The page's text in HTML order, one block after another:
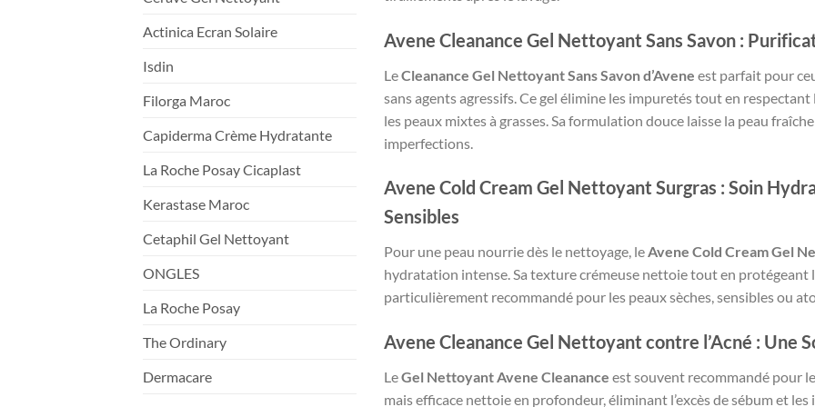
Actinica Ecran Solaire
Isdin
Filorga Maroc
Capiderma Crème Hydratante
La Roche Posay Cicaplast
Kerastase Maroc
Cetaphil Gel Nettoyant
ONGLES
La Roche Posay
The Ordinary
Dermacare
Avene Cleanance Gel Nettoyant Sans Savon :
LeCleanance Gel Nettoyant Sans Savon d’Avene est parfait pour
sans agents agressifs. Ce gel élimine les impuretés tout en
les peaux mixtes à grasses. Sa formulation douce laisse la peau
imperfections.
Avene Cold Cream Gel Nettoyant Surgras : Soin
Sensibles
Pour une peau nourrie dès le nettoyage, leAvene Cold Cream Gel
hydratation intense. Sa texture crémeuse nettoie tout en protégeant
particulièrement recommandé pour les peaux sèches, sensibles ou
Avene Cleanance Gel Nettoyant contre l’Acné : Une
LeGel Nettoyant Avene Cleanance est souvent recommandé pour
mais efficace nettoie en profondeur, éliminant l’excès de sébum et